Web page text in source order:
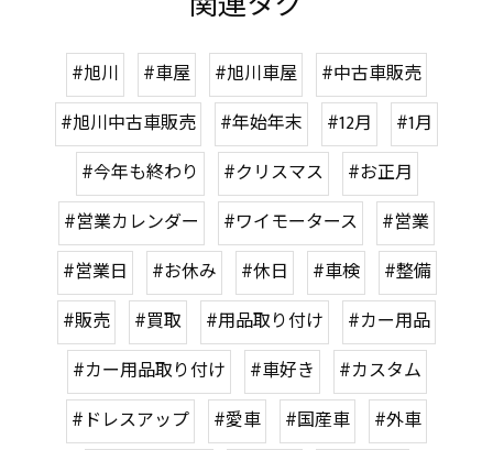
#旭川 #車屋 #旭川車屋
#中古車販売
#旭川中古車販売
#年始年末 #12月
#1月
#今年も終わり
#クリスマス
#お正月
#営業カレンダー
#ワイモータース
#営業
#営業日
#お休み #休日 #車検
#整備
#販売
#買取 #用品取り付け
#カー用品
#カー用品取り付け
#車好き
#カスタム
#ドレスアップ
#愛車 #国産車
#外車